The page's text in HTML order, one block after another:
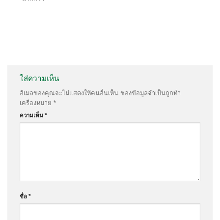
ใส่ความเห็น
อีเมลของคุณจะไม่แสดงให้คนอื่นเห็น ช่องข้อมูลจำเป็นถูกทำ
เครื่องหมาย *
ความเห็น *
ชื่อ *